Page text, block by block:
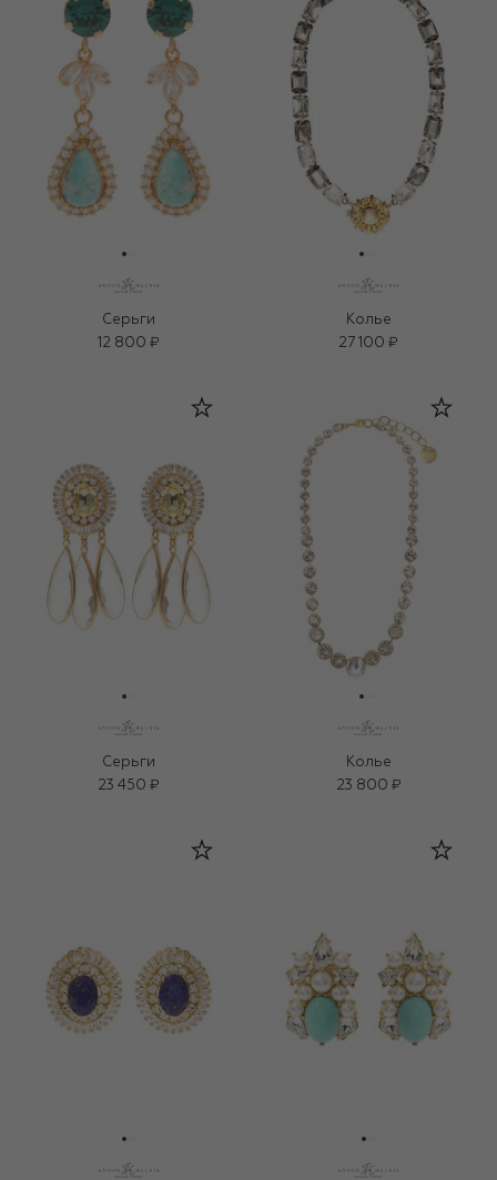
Серьги
12 800 ₽
Колье
27 100 ₽
Серьги
23 450 ₽
Колье
23 800 ₽